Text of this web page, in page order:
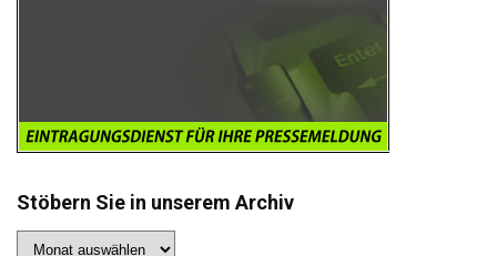
Stöbern Sie in unserem Archiv